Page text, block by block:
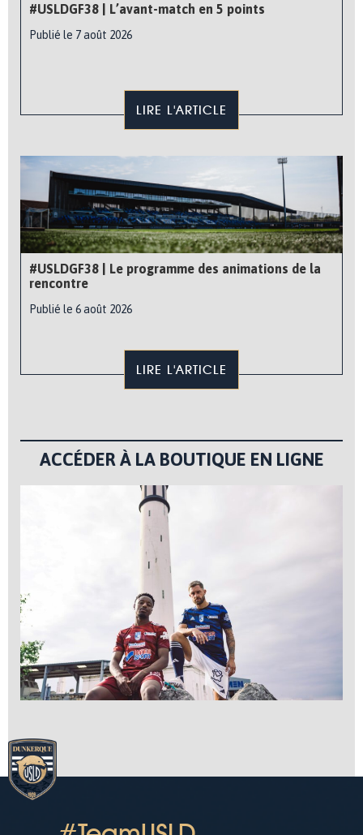
#USLDGF38 | L’avant-match en 5 points
Publié le 7 août 2026
LIRE L'ARTICLE
#USLDGF38 | Le programme des animations de la
rencontre
Publié le 6 août 2026
LIRE L'ARTICLE
ACCÉDER À LA BOUTIQUE EN LIGNE